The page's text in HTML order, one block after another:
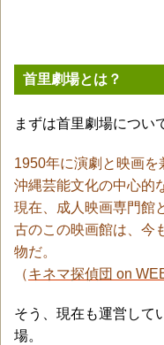
首里劇場とは？
まずは首里劇場につい
1950年に演劇と映画を
沖縄芸能文化の中心的
現在、成人映画専門館
古のこの映画館は、今
物だ。
（キネマ探偵団 on
そう、現在も運営して
場。